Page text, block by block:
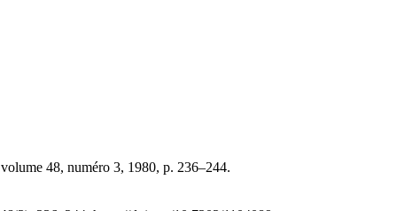
48, numéro 3, 1980, p. 236–244.